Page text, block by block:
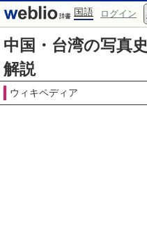
国語 ログイン
中国・台湾の写真
解説
ウィキペディア